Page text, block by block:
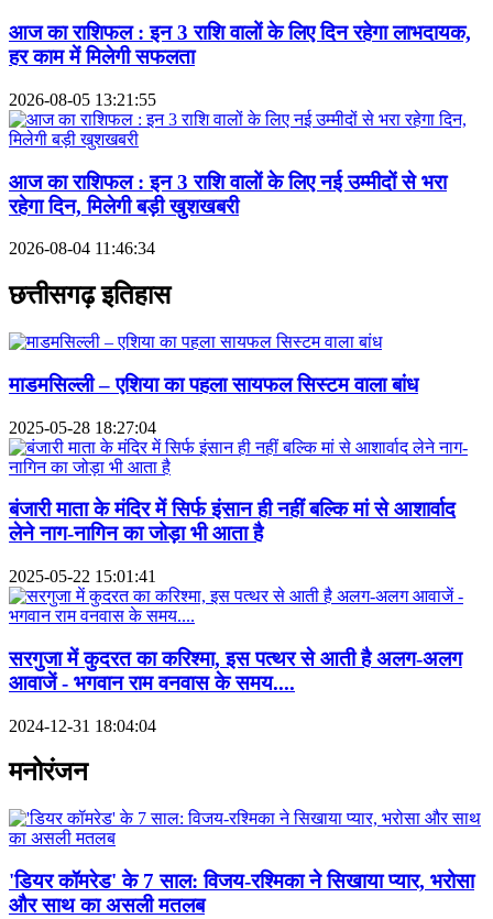
आज का राशिफल : इन 3 राशि वालों के लिए दिन रहेगा लाभदायक,
हर काम में मिलेगी सफलता
2026-08-05 13:21:55
आज का राशिफल : इन 3 राशि वालों के लिए नई उम्मीदों से भरा
रहेगा दिन, मिलेगी बड़ी खुशखबरी
2026-08-04 11:46:34
छत्तीसगढ़ इतिहास
माडमसिल्ली – एशिया का पहला सायफल सिस्टम वाला बांध
2025-05-28 18:27:04
बंजारी माता के मंदिर में सिर्फ इंसान ही नहीं बल्कि मां से आशार्वाद
लेने नाग-नागिन का जोड़ा भी आता है
2025-05-22 15:01:41
सरगुजा में कुदरत का करिश्मा, इस पत्थर से आती है अलग-अलग
आवाजें - भगवान राम वनवास के समय....
2024-12-31 18:04:04
मनोरंजन
'डियर कॉमरेड' के 7 साल: विजय-रश्मिका ने सिखाया प्यार, भरोसा
और साथ का असली मतलब